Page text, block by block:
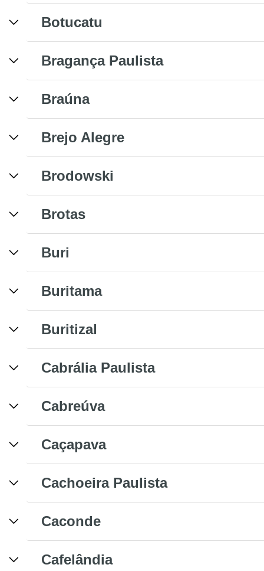
Botucatu
Bragança Paulista
Braúna
Brejo Alegre
Brodowski
Brotas
Buri
Buritama
Buritizal
Cabrália Paulista
Cabreúva
Caçapava
Cachoeira Paulista
Caconde
Cafelândia